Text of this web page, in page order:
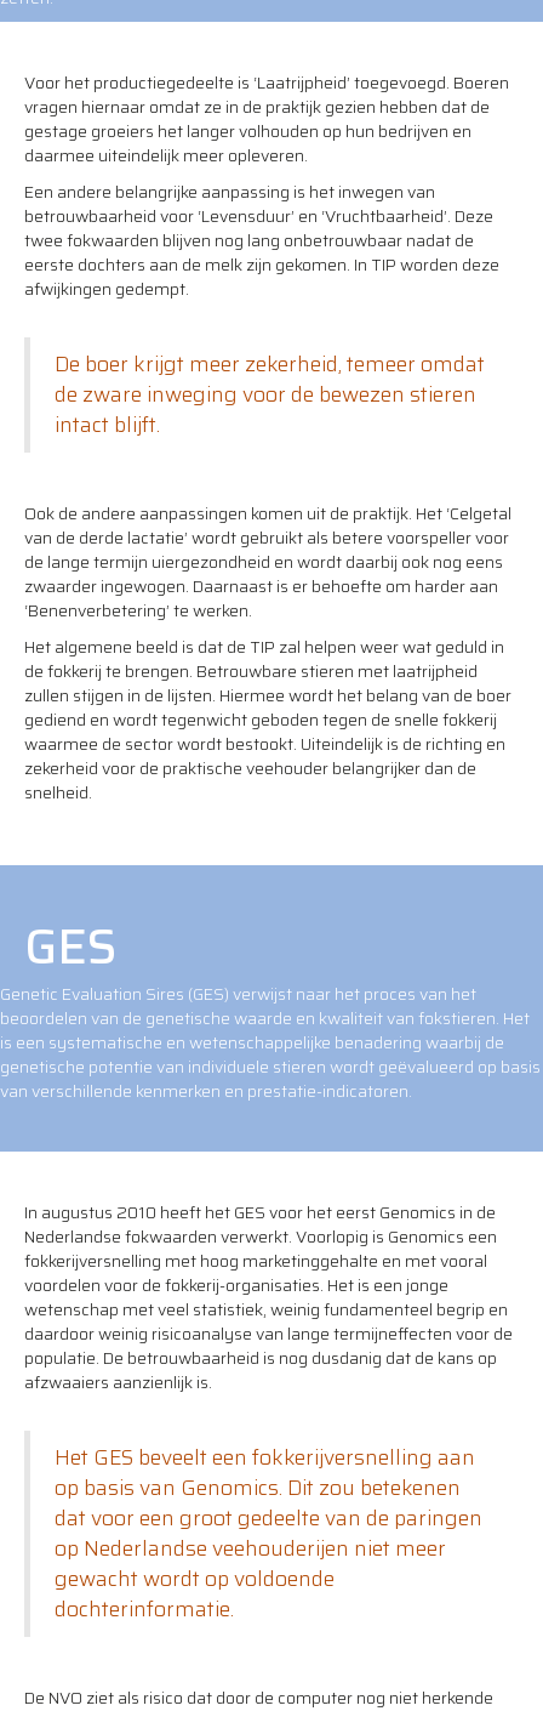
Voor het productiegedeelte is ‘Laatrijpheid’ toegevoegd. Boeren
vragen hiernaar omdat ze in de praktijk gezien hebben dat de
gestage groeiers het langer volhouden op hun bedrijven en
daarmee uiteindelijk meer opleveren.
Een andere belangrijke aanpassing is het inwegen van
betrouwbaarheid voor ‘Levensduur’ en ‘Vruchtbaarheid’. Deze
twee fokwaarden blijven nog lang onbetrouwbaar nadat de
eerste dochters aan de melk zijn gekomen. In TIP worden deze
afwijkingen gedempt.
De boer krijgt meer zekerheid, temeer omdat
de zware inweging voor de bewezen stieren
intact blijft.
Ook de andere aanpassingen komen uit de praktijk. Het ‘Celgetal
van de derde lactatie’ wordt gebruikt als betere voorspeller voor
de lange termijn uiergezondheid en wordt daarbij ook nog eens
zwaarder ingewogen. Daarnaast is er behoefte om harder aan
‘Benenverbetering’ te werken.
Het algemene beeld is dat de TIP zal helpen weer wat geduld in
de fokkerij te brengen. Betrouwbare stieren met laatrijpheid
zullen stijgen in de lijsten. Hiermee wordt het belang van de boer
gediend en wordt tegenwicht geboden tegen de snelle fokkerij
waarmee de sector wordt bestookt. Uiteindelijk is de richting en
zekerheid voor de praktische veehouder belangrijker dan de
snelheid.
GES
Genetic Evaluation Sires (GES) verwijst naar het proces van het
beoordelen van de genetische waarde en kwaliteit van fokstieren. Het
is een systematische en wetenschappelijke benadering waarbij de
genetische potentie van individuele stieren wordt geëvalueerd op basis
van verschillende kenmerken en prestatie-indicatoren.
In augustus 2010 heeft het GES voor het eerst Genomics in de
Nederlandse fokwaarden verwerkt. Voorlopig is Genomics een
fokkerijversnelling met hoog marketinggehalte en met vooral
voordelen voor de fokkerij-organisaties. Het is een jonge
wetenschap met veel statistiek, weinig fundamenteel begrip en
daardoor weinig risicoanalyse van lange termijneffecten voor de
populatie. De betrouwbaarheid is nog dusdanig dat de kans op
afzwaaiers aanzienlijk is.
Het GES beveelt een fokkerijversnelling aan
op basis van Genomics. Dit zou betekenen
dat voor een groot gedeelte van de paringen
op Nederlandse veehouderijen niet meer
gewacht wordt op voldoende
dochterinformatie.
De NVO ziet als risico dat door de computer nog niet herkende